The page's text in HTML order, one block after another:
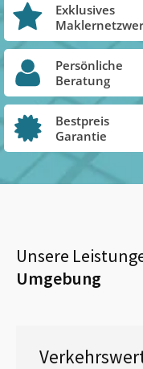
Exklusives
Persönliche
Beratung
Bestpreis
Garantie
Unsere
Umgebung